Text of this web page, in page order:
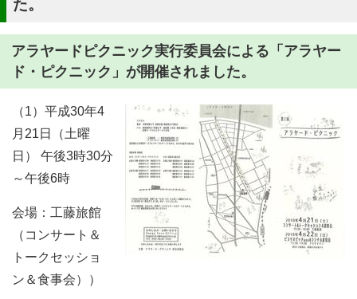
た。
アラヤードピクニック実行委員会による「アラヤー
ド・ピクニック」が開催されました。
（1）平成30年4
月21日（土曜
日） 午後3時30分
～午後6時
会場：工藤旅館
（コンサート＆
トークセッショ
ン＆食事会））